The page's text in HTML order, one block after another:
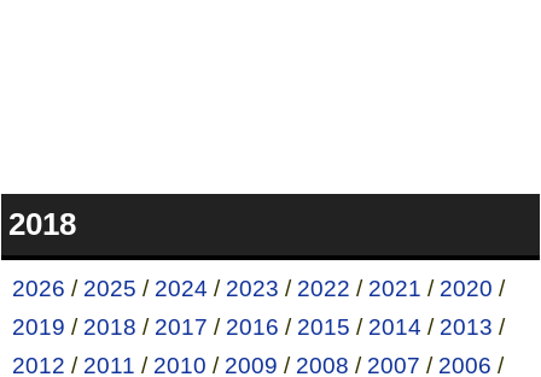
2018
2026 / 2025 / 2024 / 2023 / 2022 / 2021 / 2020 /
2019 / 2018 / 2017 / 2016 / 2015 / 2014 / 2013 /
2012 / 2011 / 2010 / 2009 / 2008 / 2007 / 2006 /